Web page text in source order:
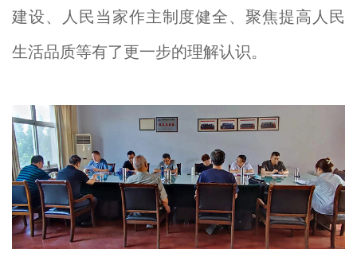
建设、人民当家作主制度健全、聚焦提高人民
生活品质等有了更一步的理解认识。